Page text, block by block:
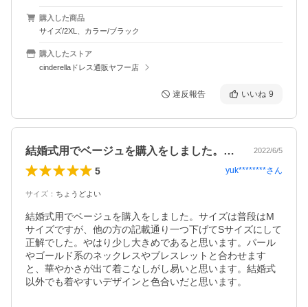
購入した商品
サイズ/2XL、カラー/ブラック
購入したストア
cinderellaドレス通販ヤフー店
違反報告 いいね 9
結婚式用でベージュを購入をしました。サ… 2022/6/5
5 yuk********さん
サイズ ： ちょうどよい
結婚式用でベージュを購入をしました。サイズは普段はM
サイズですが、他の方の記載通り一つ下げてSサイズにして
正解でした。やはり少し大きめであると思います。パール
やゴールド系のネックレスやブレスレットと合わせます
と、華やかさが出て着こなしがし易いと思います。結婚式
以外でも着やすいデザインと色合いだと思います。